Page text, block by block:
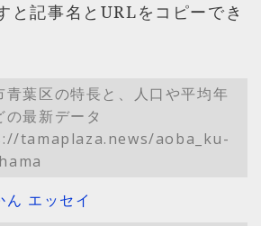
と記事名とURLをコピーでき
青葉区の特長と、人口や平均年
の最新データ
tamaplaza.news/aoba_ku-
ん エッセイ